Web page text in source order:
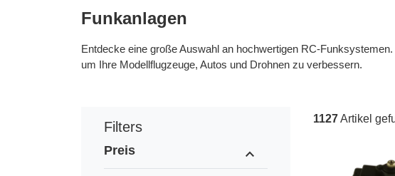
Funkanlagen
Entdecke eine große Auswahl an hochwertigen RC-
um Ihre Modellflugzeuge, Autos und Drohnen zu verbessern.
Filters
Preis expand_less
1127Artikel